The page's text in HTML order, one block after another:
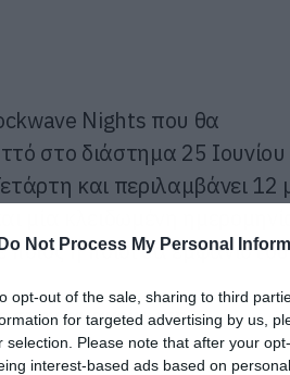
Do Not Process My Personal
opt-out of the sale, sharing to third
for targeted advertising by us,
selection. Please note that after your
interest-based ads based on
Nights που θα
στο διάστημα 25 Ιουνίου
και περιλαμβάνει 12
μία κλειδωμένη
ή ποιοι θα
στην ανακοίνωση